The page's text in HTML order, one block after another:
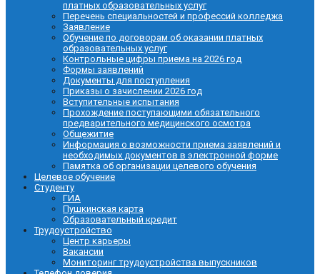
платных образовательных услуг
Перечень специальностей и профессий колледжа
Заявление
Обучение по договорам об оказании платных
образовательных услуг
Контрольные цифры приема на 2026 год
Формы заявлений
Документы для поступления
Приказы о зачислении 2026 год
Вступительные испытания
Прохождение поступающими обязательного
предварительного медицинского осмотра
Общежитие
Информация о возможности приема заявлений и
необходимых документов в электронной форме
Памятка об организации целевого обучения
Целевое обучение
Студенту
ГИА
Пушкинская карта
Образовательный кредит
Трудоустройство
Центр карьеры
Вакансии
Мониторинг трудоустройства выпускников